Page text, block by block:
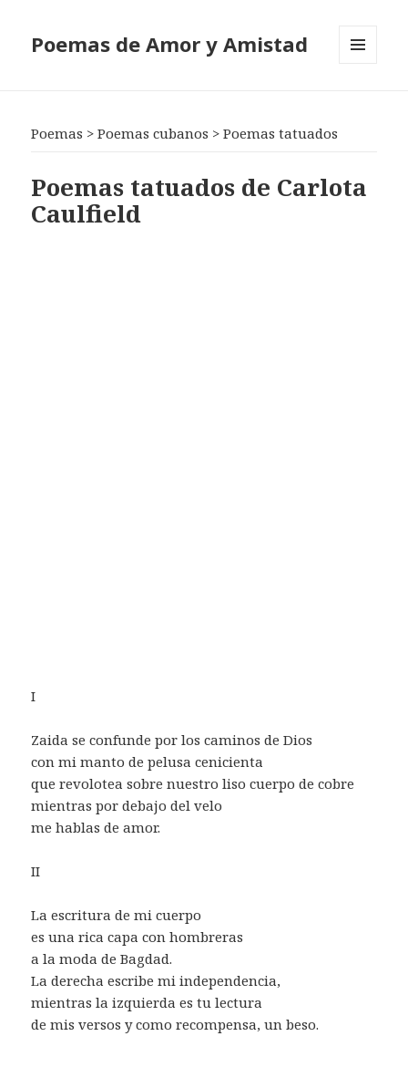
Poemas de Amor y Amistad
Poemas >Poemas cubanos >Poemas tatuados
Poemas tatuados de Carlota
Caulfield
I
Zaida se confunde por los caminos de Dios
con mi manto de pelusa cenicienta
que revolotea sobre nuestro liso cuerpo de cobre
mientras por debajo del velo
me hablas de amor.
II
La escritura de mi cuerpo
es una rica capa con hombreras
a la moda de Bagdad.
La derecha escribe mi independencia,
mientras la izquierda es tu lectura
de mis versos y como recompensa, un beso.